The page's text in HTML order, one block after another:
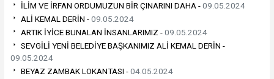
İLİM VE İRFAN ORDUMUZUN BİR ÇINARINI DAHA -09.05.2024
ALİ KEMAL DERİN -09.05.2024
ARTIK İYİCE BUNALAN İNSANLARIMIZ -09.05.2024
SEVGİLİ YENİ BELEDİYE BAŞKANIMIZ ALİ KEMAL DERİN -
09.05.2024
BEYAZ ZAMBAK LOKANTASI -04.05.2024